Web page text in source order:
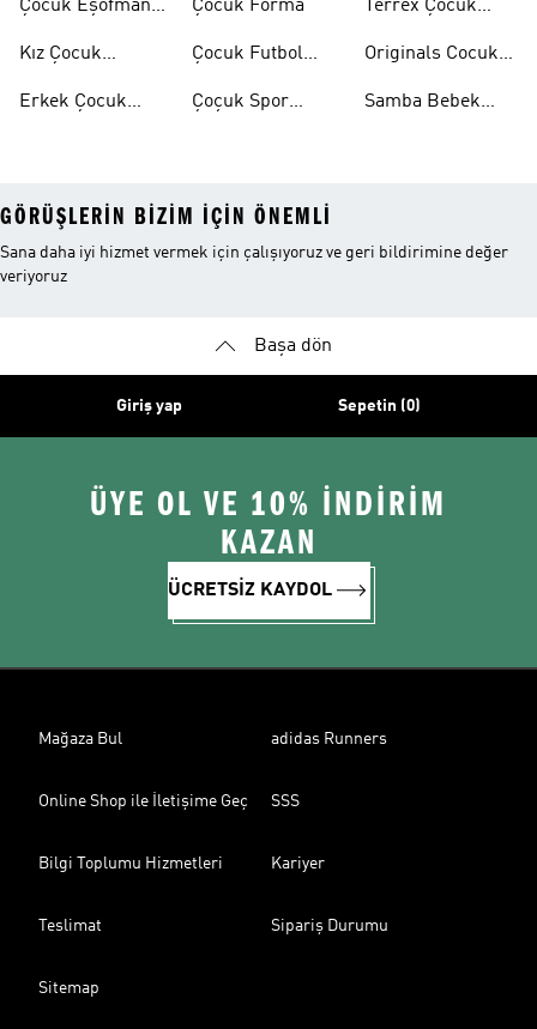
Çocuk Eşofman
Kız Çocuk
Erkek Çocuk
Çocuk Forma
Çocuk Futbol
Çoçuk Spor
Terrex Çocuk
Originals Cocuk
Samba Bebek
GÖRÜŞLERIN BIZIM IÇIN ÖNEMLI
Sana daha iyi hizmet vermek için çalışıyoruz ve geri bildirimine değer
veriyoruz
Başa dön
Giriş yap Sepetin (0)
ÜYE OL VE 10% İNDİRİM
KAZAN
ÜCRETSİZ KAYDOL
Mağaza Bul adidas Runners
Online Shop ile İletişime Geç SSS
Bilgi Toplumu Hizmetleri Kariyer
Teslimat Sipariş Durumu
Sitemap